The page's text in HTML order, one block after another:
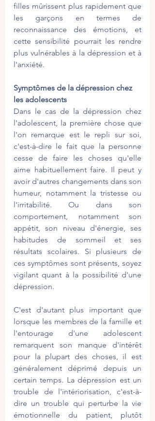
filles mûrissent plus rapidement que
les garçons en termes de
reconnaissance des émotions, et
cette sensibilité pourrait les rendre
plus vulnérables à la dépression et à
l'anxiété.
Symptômes de la dépression chez
les adolescents
Dans le cas de la dépression chez
l'adolescent, la première chose que
l'on remarque est le repli sur soi,
c'est-à-dire le fait que la personne
cesse de faire les choses qu'elle
aime habituellement faire. Il peut y
avoir d'autres changements dans son
humeur, notamment la tristesse ou
l'irritabilité. Ou dans son
comportement, notamment son
appétit, son niveau d'énergie, ses
habitudes de sommeil et ses
résultats scolaires. Si plusieurs de
ces symptômes sont présents, soyez
vigilant quant à la possibilité d'une
dépression.
C'est d'autant plus important que
lorsque les membres de la famille et
l'entourage d'une adolescent
remarquent son manque d'intérêt
pour la plupart des choses, il est
généralement déprimé depuis un
certain temps. La dépression est un
trouble de l'intériorisation, c'est-à-
dire un trouble qui perturbe la vie
émotionnelle du patient, plutôt